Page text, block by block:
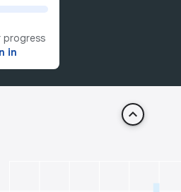
progress
in
keyboard_arrow_up